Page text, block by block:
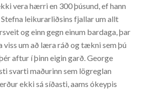
vera hærri en 300 þúsund, ef hann
leikurarliðsins fjallar um allt
og einn gegn einum bardaga, þar
viss um að læra ráð og tækni sem þú
aftur í þinn eigin garð. George
svarti maðurinn sem lögreglan
ekki sá síðasti, aams ókeypis